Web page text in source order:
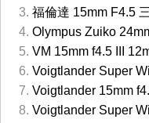
福倫達 15mm F4.5
Olympus Zuiko
VM 15mm f4.5 III
Voigtlander Super
Voigtlander 15mm
Voigtlander Super